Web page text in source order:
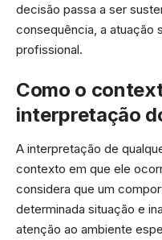
decisão passa a ser
consequência, a atuação
profissional.
Como o
interpretação
A interpretação de
contexto em que ele
considera que um
determinada situação e
atenção ao ambiente